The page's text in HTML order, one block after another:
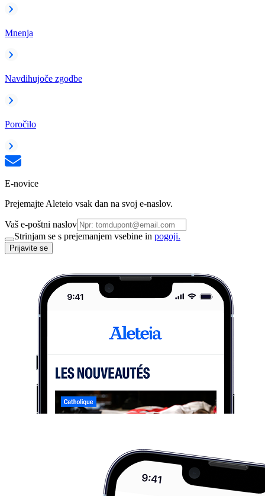
Mnenja
Navdihujoče zgodbe
Poročilo
E-novice
Prejemajte Aleteio vsak dan na svoj e-naslov.
Vaš e-poštni naslov
Strinjam se s prejemanjem vsebine in pogoji.
Prijavite se